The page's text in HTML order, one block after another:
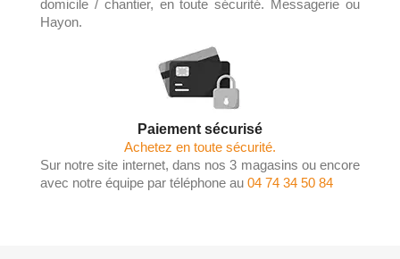
domicile / chantier, en toute sécurité. Messagerie ou
Hayon.
Paiement sécurisé
Achetez en toute sécurité.
Sur notre site internet, dans nos 3 magasins ou encore
avec notre équipe par téléphone au 04 74 34 50 84